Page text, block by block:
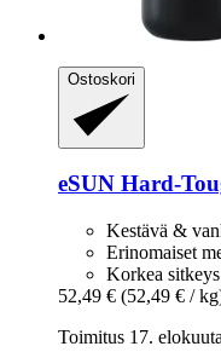
Ostoskori
eSUN Hard-​
Kestävä &
Erinomaiset
Korkea
52,49 € (52,49 € /
Toimitus 17.